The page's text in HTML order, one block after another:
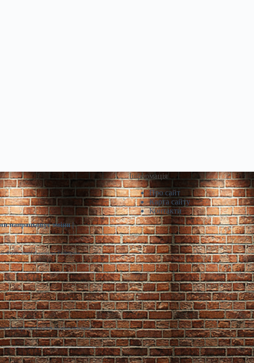
напрацьовує зміни |
Фото: minfin.com.ua Реформа
кредитування відновлюється,
Інформація
Про сайт
Карта сайту
Контакти